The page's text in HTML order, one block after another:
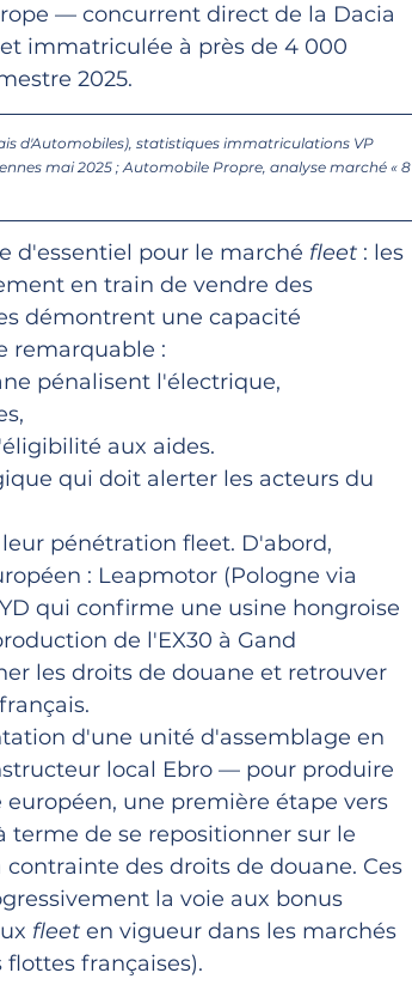
— concurrent direct de la Dacia
immatriculée à près de 4 000
2025.
d'Automobiles), statistiques immatriculations VP
mai 2025 ; Automobile Propre, analyse marché « 8
d'essentiel pour le marché fleet : les
en train de vendre des
démontrent une capacité
:
pénalisent l'électrique,
aux aides.
qui doit alerter les acteurs du
pénétration fleet. D'abord,
: Leapmotor (Pologne via
qui confirme une usine hongroise
de l'EX30 à Gand
les droits de douane et retrouver
d'une unité d'assemblage en
local Ebro — pour produire
une première étape vers
de se repositionner sur le
des droits de douane. Ces
la voie aux bonus
fleet en vigueur dans les marchés
françaises).